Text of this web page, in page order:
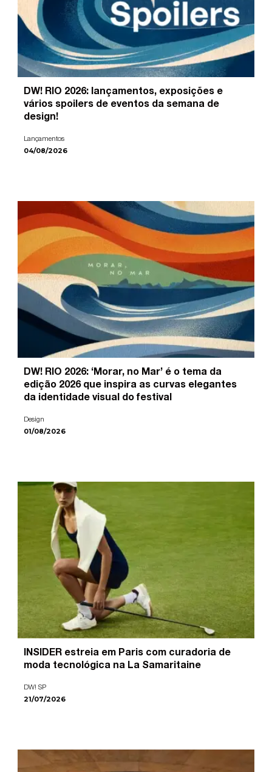
DW! RIO 2026: lançamentos, exposições e
vários spoilers de eventos da semana de
design!
Lançamentos
04/08/2026
DW! RIO 2026: ‘Morar, no Mar’ é o tema da
edição 2026 que inspira as curvas elegantes
da identidade visual do festival
Design
01/08/2026
INSIDER estreia em Paris com curadoria de
moda tecnológica na La Samaritaine
DW! SP
21/07/2026